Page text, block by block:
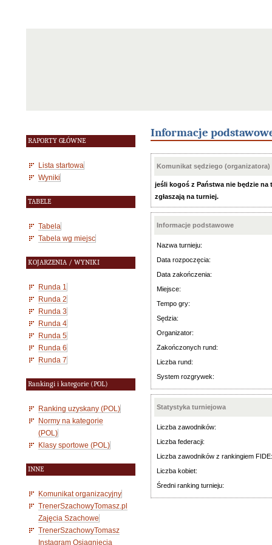
RAPORTY GŁÓWNE
Lista startowa
Wyniki
TABELE
Tabela
Tabela wg miejsc
KOJARZENIA / WYNIKI
Runda 1
Runda 2
Runda 3
Runda 4
Runda 5
Runda 6
Runda 7
Rankingi i kategorie (POL)
Ranking uzyskany (POL)
Normy na kategorie
(POL)
Klasy sportowe (POL)
INNE
Komunikat organizacyjny
TrenerSzachowyTomasz.pl
Zajęcia Szachowe
TrenerSzachowyTomasz
Instagram Osiągnięcia
Informacje
Komunikat sędziego (organizatora)
jeśli kogoś z Państwa nie będzie na
zgłaszają na turniej.
Informacje podstawowe
Nazwa turnieju:
Data rozpoczęcia:
Data zakończenia:
Miejsce:
Tempo gry:
Sędzia:
Organizator:
Zakończonych rund:
Liczba rund:
System rozgrywek:
Statystyka turniejowa
Liczba zawodników:
Liczba federacji:
Liczba zawodników z rankingiem FIDE:
Liczba kobiet:
Średni ranking turnieju: